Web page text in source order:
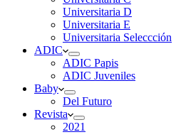
Universitaria D
Universitaria E
Universitaria Seleccción
ADIC
ADIC Papis
ADIC Juveniles
Baby
Del Futuro
Revista
2021